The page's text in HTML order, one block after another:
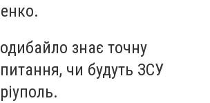
знає точну
чи будуть ЗСУ